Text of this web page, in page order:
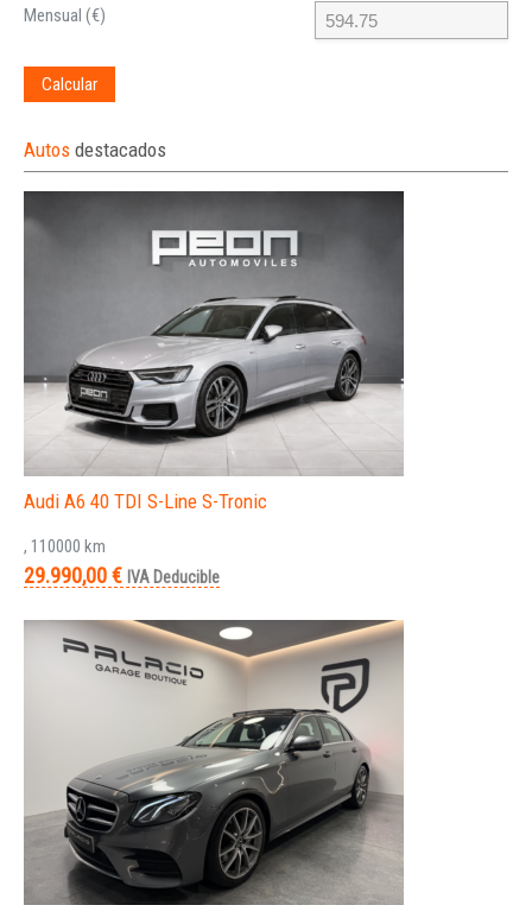
Mensual (€)
Calcular
Autos destacados
Audi A6 40 TDI S-Line S-Tronic
, 110000 km
29.990,00 € IVA Deducible